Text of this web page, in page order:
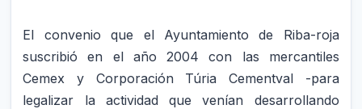
El convenio que el Ayuntamiento de Riba-roja
suscribió en el año 2004 con las mercantiles
Cemex y Corporación Túria Cementval -para
legalizar la actividad que venían desarrollando